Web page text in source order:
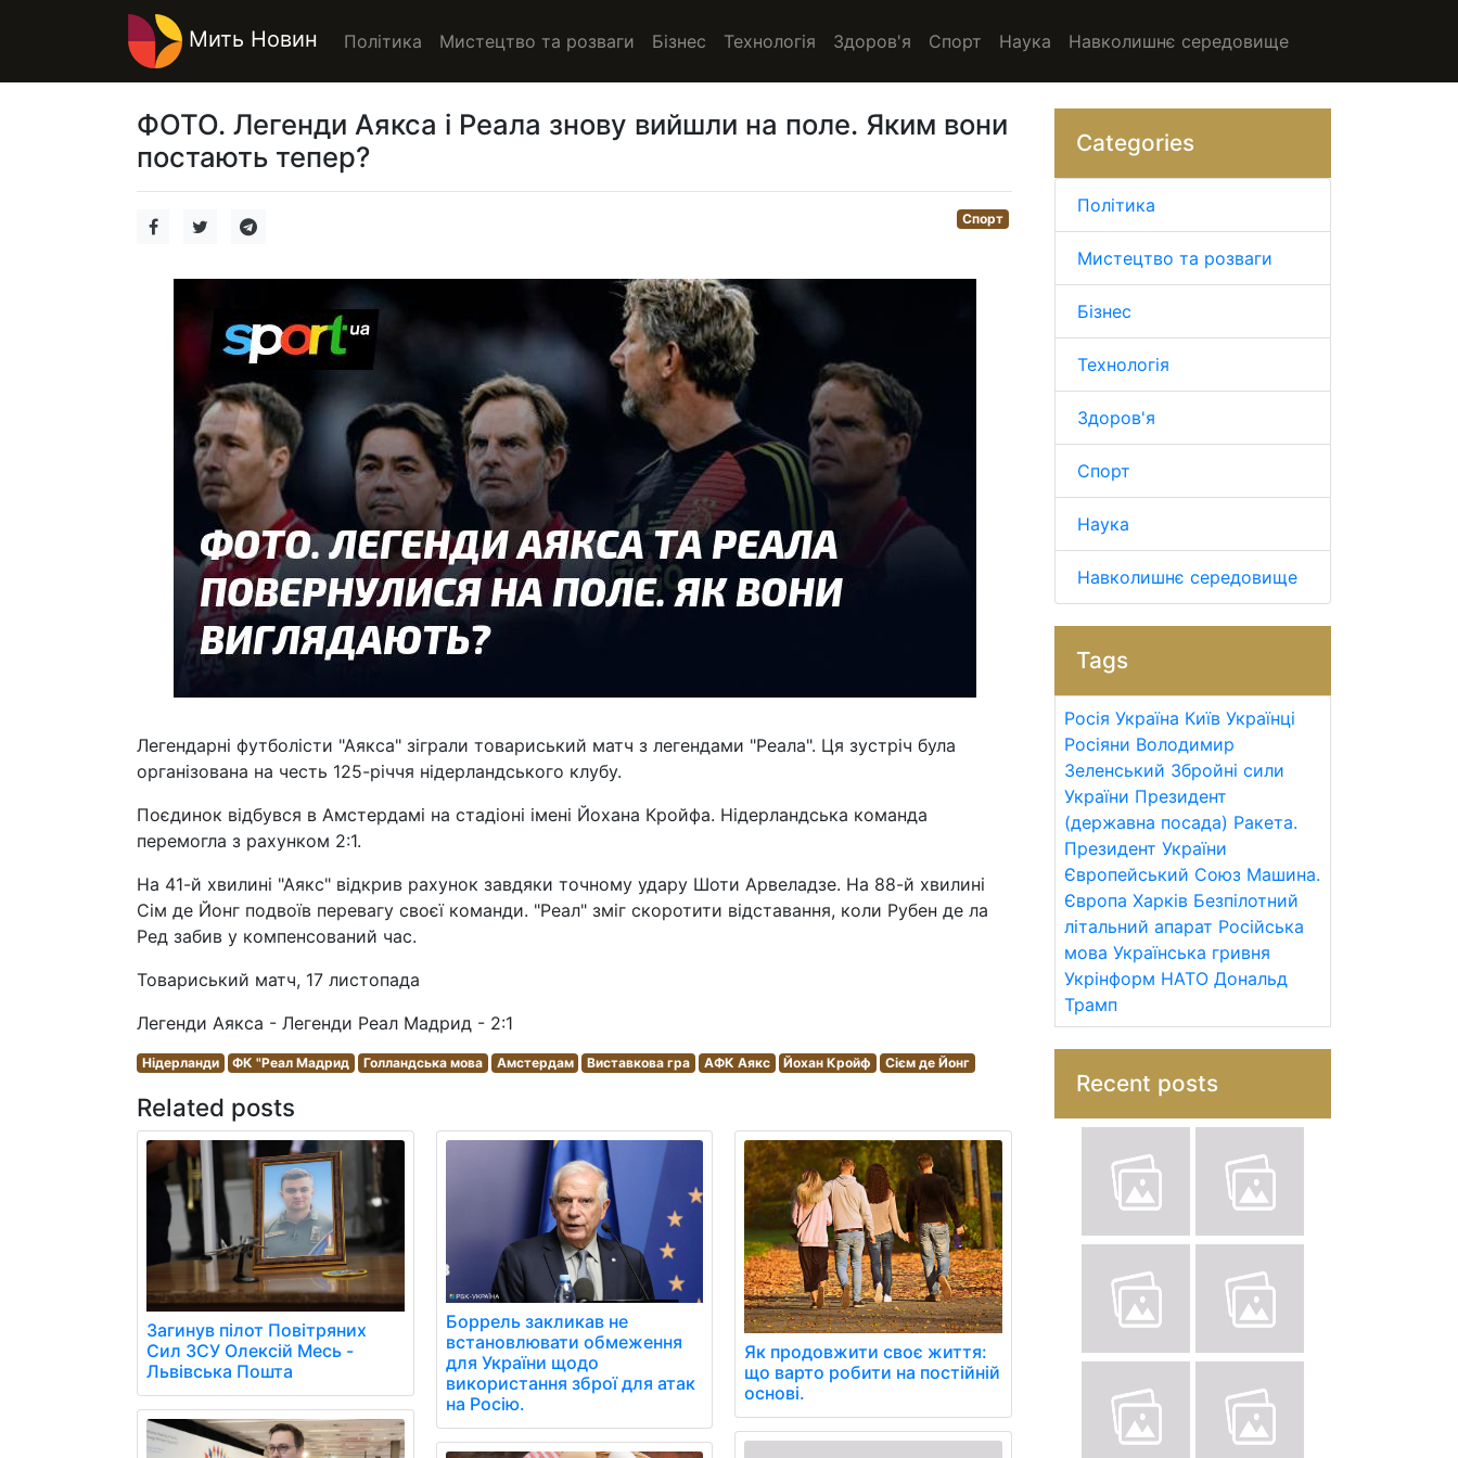
Мить Новин Політика Мистецтво та розваги Бізнес Технологія Здоров'я Спорт Наука Навколишнє середовище
ФОТО. Легенди Аякса і Реала знову вийшли на поле. Яким вони
постають тепер?
Спорт
Легендарні футболісти "Аякса" зіграли товариський матч з легендами "Реала". Ця зустріч була
організована на честь 125-річчя нідерландського клубу.
Поєдинок відбувся в Амстердамі на стадіоні імені Йохана Кройфа. Нідерландська команда
перемогла з рахунком 2:1.
На 41-й хвилині "Аякс" відкрив рахунок завдяки точному удару Шоти Арвеладзе. На 88-й хвилині
Сім де Йонг подвоїв перевагу своєї команди. "Реал" зміг скоротити відставання, коли Рубен де ла
Ред забив у компенсований час.
Товариський матч, 17 листопада
Легенди Аякса - Легенди Реал Мадрид - 2:1
Нідерланди ФК "Реал Мадрид Голландська мова Амстердам Виставкова гра АФК Аякс Йохан Кройф Сієм де Йонг
Related posts
Загинув пілот Повітряних
Сил ЗСУ Олексій Месь -
Львівська Пошта
Боррель закликав не
встановлювати обмеження
для України щодо
використання зброї для атак
на Росію.
Як продовжити своє життя:
що варто робити на постійній
основі.
Categories
Політика
Мистецтво та розваги
Бізнес
Технологія
Здоров'я
Спорт
Наука
Навколишнє середовище
Tags
Росія Україна Київ Українці
Росіяни Володимир
Зеленський Збройні сили
України Президент
(державна посада) Ракета.
Президент України
Європейський Союз Машина.
Європа Харків Безпілотний
літальний апарат Російська
мова Українська гривня
Укрінформ НАТО Дональд
Трамп
Recent posts